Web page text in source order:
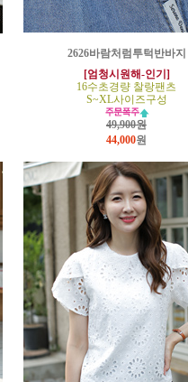
2626바람처럼투턱반바지
[엄청시원해-인기]
16수초경량 찰랑팬츠
S~XL사이즈구성
49,900원
44,000원